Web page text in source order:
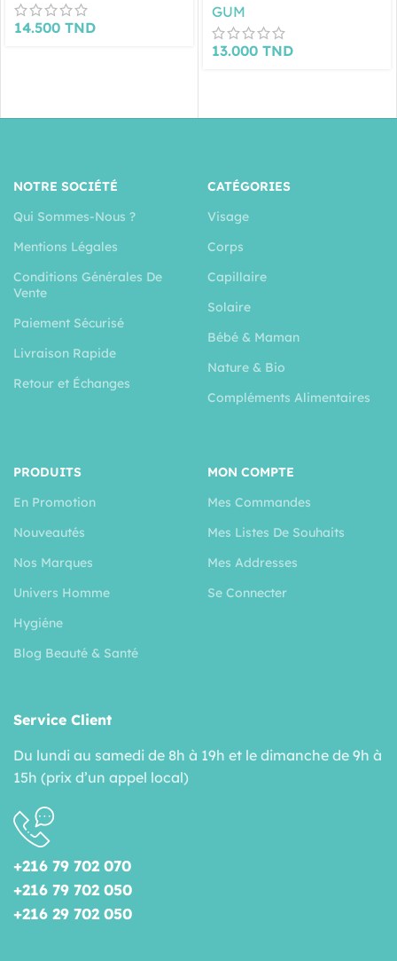
14.500 TND
GUM
13.000 TND
NOTRE SOCIÉTÉ
Qui Sommes-Nous ?
Mentions Légales
Conditions Générales De
Vente
Paiement Sécurisé
Livraison Rapide
Retour et Échanges
CATÉGORIES
Visage
Corps
Capillaire
Solaire
Bébé & Maman
Nature & Bio
Compléments Alimentaires
PRODUITS
En Promotion
Nouveautés
Nos Marques
Univers Homme
Hygiéne
Blog Beauté & Santé
MON COMPTE
Mes Commandes
Mes Listes De Souhaits
Mes Addresses
Se Connecter
Service Client
Du lundi au samedi de 8h à 19h et le dimanche de 9h à
15h (prix d’un appel local)
+216 79 702 070
+216 79 702 050
+216 29 702 050